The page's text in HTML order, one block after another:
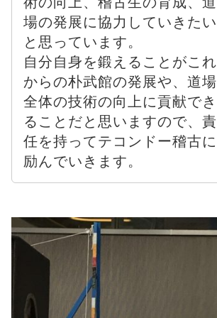
場の発展に協力していきたい
と思っています。
自分自身を鍛えることがこれ
からの朴武館の発展や、道場
全体の技術の向上に貢献でき
ることだと思いますので、責
任を持ってテコンドー稽古に
励んでいきます。